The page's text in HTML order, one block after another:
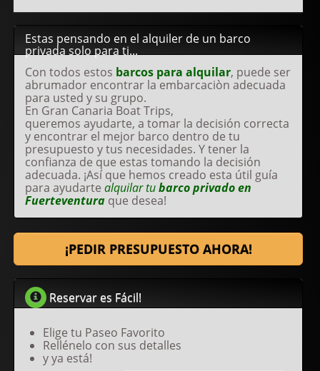
Estas pensando en el alquiler de un barco
privada solo para ti...
Con todos estos barcos para alquilar, puede ser
abrumador encontrar la embarcaciòn adecuada
para usted y su grupo.
En Gran Canaria Boat Trips,
queremos ayudarte, a tomar la decisión correcta
y encontrar el mejor barco dentro de tu
presupuesto y tus necesidades. Y tener la
confianza de que estas tomando la decisión
adecuada. ¡Así que hemos creado esta útil guía
para ayudartealquilar tubarco privado en
Fuerteventura que desea!
¡PEDIR PRESUPUESTO AHORA!
Reservar es Fácil!
Elige tu Paseo Favorito
Rellénelo con sus detalles
y ya está!